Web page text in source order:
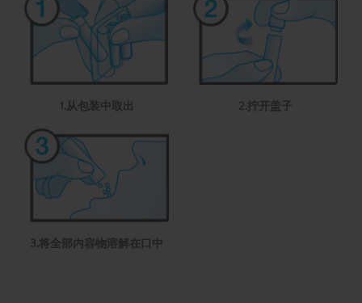
1.从包装中取出 2.拧开盖子
3.将全部内容物溶解在口中